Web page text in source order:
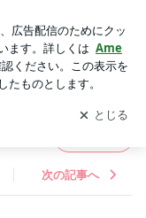
を受け取りまし
開く
次の記事へ